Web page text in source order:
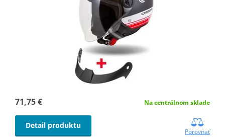
71,75 € Na centrálnom sklade
Detail produktu
Porovnať